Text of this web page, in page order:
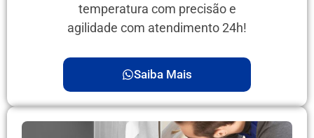
temperatura com precisão e
agilidade com atendimento 24h!
Saiba Mais